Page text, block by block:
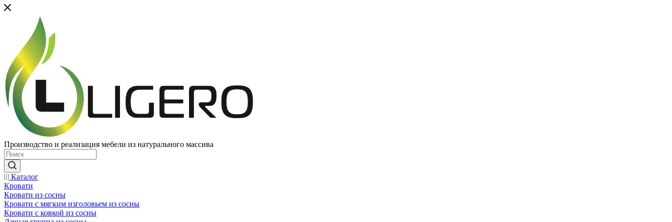
Производство и реализация мебели из натурального массива
Каталог
Кровати
Кровати из сосны
Кровати с мягким изголовьем из сосны
Кровати с ковкой из сосны